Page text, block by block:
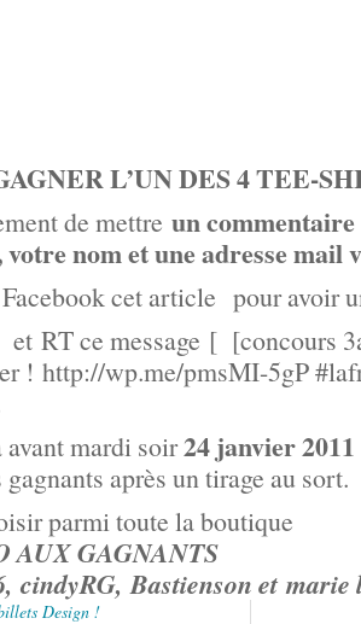
L’UN DES 4 TEE-
de mettre un commentaire
nom et une adresse mail
cet article pour avoir
RT ce message [ [concours
! http://wp.me/pmsMI-5gP
mardi soir24 janvier 2011
après un tirage au sort.
parmi toute la boutique
AUX GAGNANTS
cindyRG, Bastienson et
Design !